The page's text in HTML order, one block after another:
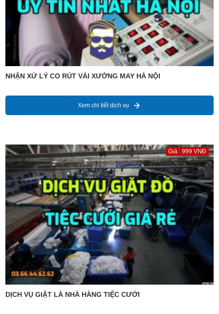
NHẬN XỬ LÝ CO RÚT VẢI XƯỞNG MAY HÀ NỘI
Xem chi tiết dịch vụ
Giá : 999 VNĐ
DỊCH VỤ GIẶT LÀ NHÀ HÀNG TIỆC CƯỚI